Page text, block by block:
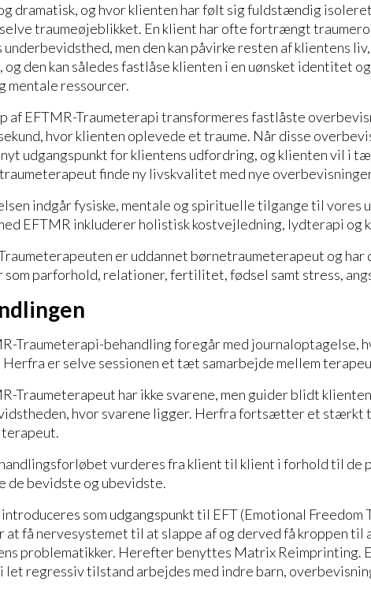
dramatisk, og hvor klienten har følt sig fuldstændig
traumeøjeblikket. En klient har ofte fortrængt
men den kan påvirke resten af klientens
og den kan således fastlåse klienten i en uønsket identitet
og mentale ressourcer.
af EFTMR-Traumeterapi transformeres fastlåste
hvor klienten oplevede et traume. Når disse
udgangspunkt for klientens udfordring, og klienten vil i
finde ny livskvalitet med nye
indgår fysiske, mentale og spirituelle tilgange til vores
EFTMR inkluderer holistisk kostvejledning, lydterapi og
er uddannet børnetraumeterapeut og har
som parforhold, relationer, fertilitet, fødsel samt stress,
Traumeterapi-behandling foregår med journaloptagelse,
Herfra er selve sessionen et tæt samarbejde mellem
Traumeterapeut har ikke svarene, men guider blidt
hvor svarene ligger. Herfra fortsætter et stærkt
vurderes fra klient til klient i forhold til de
de bevidste og ubevidste.
som udgangspunkt til EFT (Emotional Freedom
at få nervesystemet til at slappe af og derved få kroppen til
problematikker. Herefter benyttes Matrix Reimprinting.
let regressiv tilstand arbejdes med indre barn,